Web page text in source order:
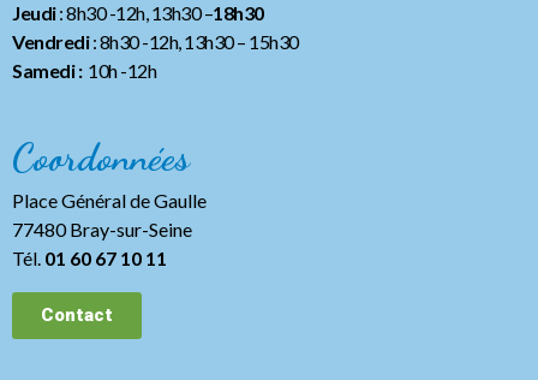
Jeudi: 8h30 -12h, 13h30 –18h30
Vendredi: 8h30 -12h, 13h30– 15h30
Samedi :10h -12h
Coordonnées
Place Général de Gaulle
77480 Bray-sur-Seine
Tél. 01 60 67 10 11
Contact